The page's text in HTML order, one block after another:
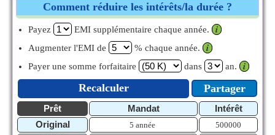
Comment réduire les intérêts/la durée ?
Payez EMI supplémentaire chaque année.
𝒊
Augmenter l'EMI de
% chaque année.
𝒊
Payer une somme forfaitaire
dans an. 𝒊
Recalculer Partager
Prêt Mandat
Intérêt
Original
5 année 500000